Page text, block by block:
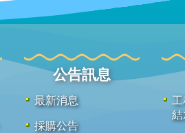
公告訊息
最新消息
採購公告
工
結